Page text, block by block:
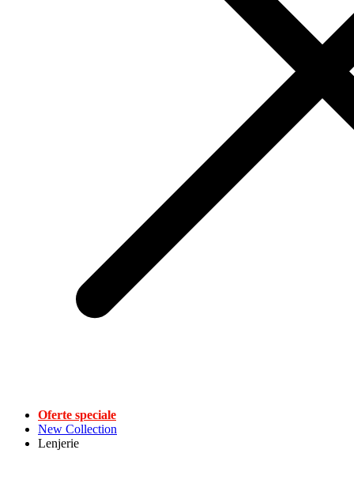
Oferte speciale
New Collection
Lenjerie